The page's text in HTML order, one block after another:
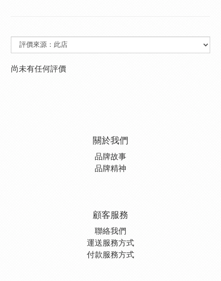
尚未有任何評價
關於我們
品牌故事
品牌精神
顧客服務
聯絡我們
運送服務方式
付款服務方式